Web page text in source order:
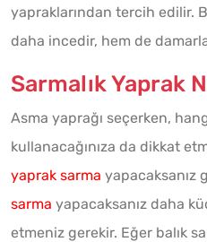
yapraklarından tercih edilir.
daha incedir, hem de
Sarmalık Yaprak
Asma yaprağı seçerken,
kullanacağınıza da dikkat
yaprak sarma yapacaksanız
sarma yapacaksanız daha
etmeniz gerekir. Eğer balık